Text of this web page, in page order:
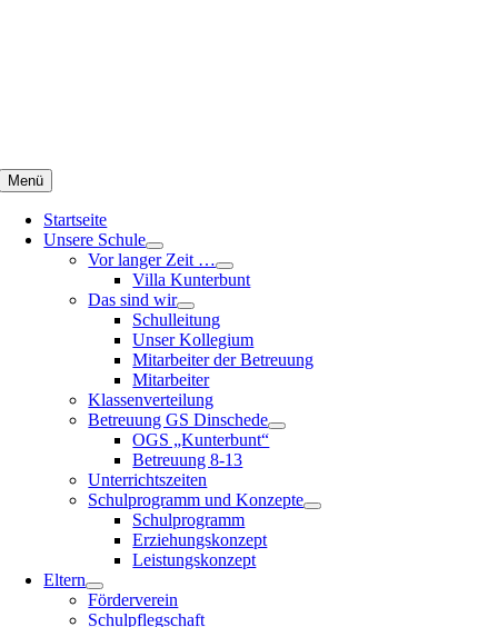
Menü
Startseite
Unsere Schule
Vor langer Zeit …
Villa Kunterbunt
Das sind wir
Schulleitung
Unser Kollegium
Mitarbeiter der Betreuung
Mitarbeiter
Klassenverteilung
Betreuung GS Dinschede
OGS „Kunterbunt“
Betreuung 8-13
Unterrichtszeiten
Schulprogramm und Konzepte
Schulprogramm
Erziehungskonzept
Leistungskonzept
Eltern
Förderverein
Schulpflegschaft